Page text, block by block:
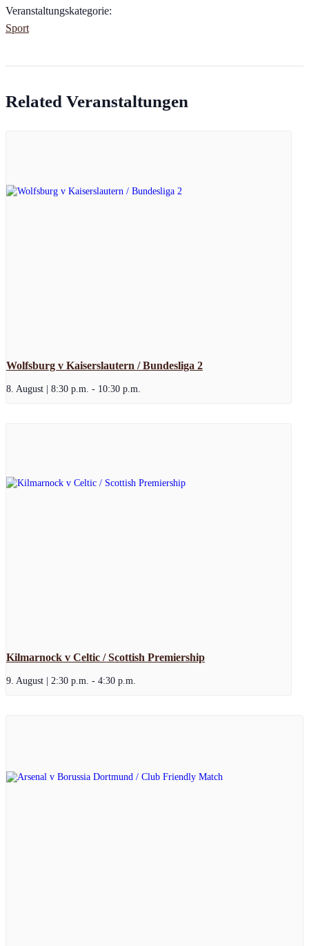
Veranstaltungskategorie:
Sport
Related Veranstaltungen
Wolfsburg v Kaiserslautern / Bundesliga 2
8. August | 8:30 p.m. - 10:30 p.m.
Kilmarnock v Celtic / Scottish Premiership
9. August | 2:30 p.m. - 4:30 p.m.